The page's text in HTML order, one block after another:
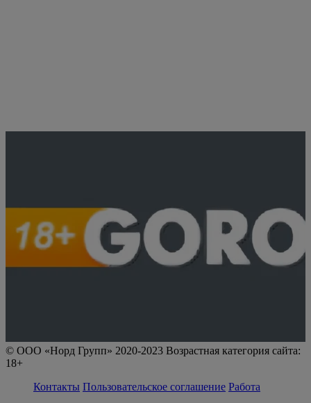
© ООО «Норд Групп» 2020-2023 Возрастная категория сайта:
18+
Контакты Пользовательское соглашение Работа